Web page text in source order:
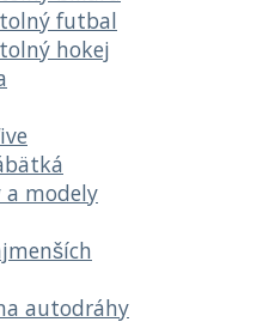
futbal
hokej
modely
autodráhy